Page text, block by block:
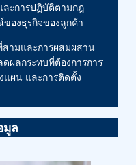
ะการปฏิบัติตามกฎ
ของธุรกิจของลูกค้า
ามและการผสมผสาน
ผลกระทบที่ต้องการการ
แผน และการติดตั้ง
มูล